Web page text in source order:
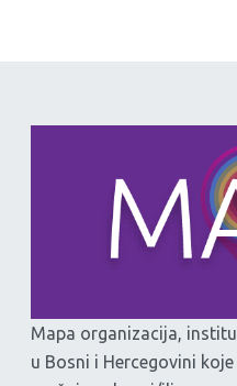
Mapa organizacija,
u Bosni i Hercegovini